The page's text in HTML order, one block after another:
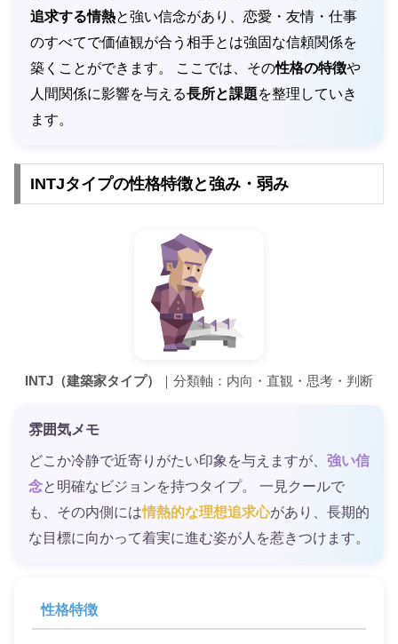
追求する情熱と強い信念があり、恋愛・友情・仕事
のすべてで価値観が合う相手とは強固な信頼関係を
築くことができます。 ここでは、その性格の特徴や
人間関係に影響を与える長所と課題を整理していき
ます。
INTJタイプの性格特徴と強み・弱み
INTJ（建築家タイプ） ｜分類軸：内向・直観・思考・判断
雰囲気メモ
どこか冷静で近寄りがたい印象を与えますが、 強い信
念と明確なビジョンを持つタイプ。 一見クールで
も、その内側には情熱的な理想追求心があり、長期的
な目標に向かって着実に進む姿が人を惹きつけます。
性格特徴